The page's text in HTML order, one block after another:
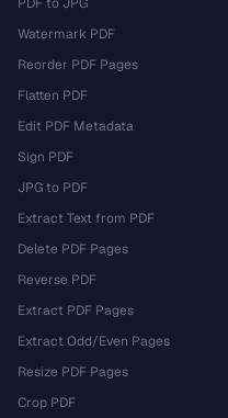
Watermark PDF
Reorder PDF Pages
Flatten PDF
Edit PDF Metadata
Sign PDF
JPG to PDF
Extract Text from PDF
Delete PDF Pages
Reverse PDF
Extract PDF Pages
Extract Odd/Even Pages
Resize PDF Pages
Crop PDF